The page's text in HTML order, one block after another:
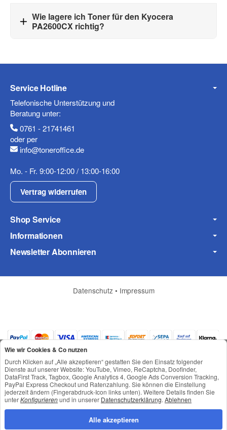
Wie lagere ich Toner für den Kyocera
PA2600CX richtig?
Service Hotline
Telefonische Unterstützung und
Beratung unter:
0761 - 21741461
oder per
info@toneroffice.de
Mo. - Fr. 9:00-12:00 / 13:00-16:00
Vertrag widerrufen
Shop Service
Informationen
Newsletter Abonnieren
Datenschutz • Impressum
*Alle Preise inkl. gesetzlicher USt., zzgl.Versand
© © Toneroffice.de
Powered byJTL-Shop
Konzeption und Umsetzung durch
Wie wir Cookies & Co nutzen
Durch Klicken auf „Alle akzeptieren“ gestatten Sie den Einsatz folgender
Dienste auf unserer Website: YouTube, Vimeo, ReCaptcha, Doofinder,
DataFirst Track, Tagbox, Google Analytics 4, Google Ads Conversion Tracking,
PayPal Express Checkout und Ratenzahlung. Sie können die Einstellung
jederzeit ändern (Fingerabdruck-Icon links unten). Weitere Details finden Sie
unterKonfigurierenund in unserer Datenschutzerklärung. Ablehnen
Alle akzeptieren